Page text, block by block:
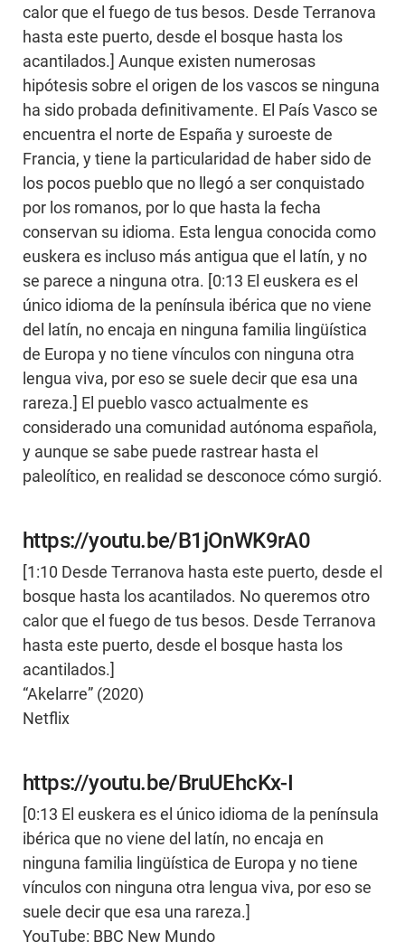
calor que el fuego de tus besos. Desde Terranova
hasta este puerto, desde el bosque hasta los
acantilados.] Aunque existen numerosas
hipótesis sobre el origen de los vascos se ninguna
ha sido probada definitivamente. El País Vasco se
encuentra el norte de España y suroeste de
Francia, y tiene la particularidad de haber sido de
los pocos pueblo que no llegó a ser conquistado
por los romanos, por lo que hasta la fecha
conservan su idioma. Esta lengua conocida como
euskera es incluso más antigua que el latín, y no
se parece a ninguna otra. [0:13 El euskera es el
único idioma de la península ibérica que no viene
del latín, no encaja en ninguna familia lingüística
de Europa y no tiene vínculos con ninguna otra
lengua viva, por eso se suele decir que esa una
rareza.] El pueblo vasco actualmente es
considerado una comunidad autónoma española,
y aunque se sabe puede rastrear hasta el
paleolítico, en realidad se desconoce cómo surgió.
https://youtu.be/B1jOnWK9rA0
[1:10 Desde Terranova hasta este puerto, desde el
bosque hasta los acantilados. No queremos otro
calor que el fuego de tus besos. Desde Terranova
hasta este puerto, desde el bosque hasta los
acantilados.]
“Akelarre” (2020)
Netflix
https://youtu.be/BruUEhcKx-I
[0:13 El euskera es el único idioma de la península
ibérica que no viene del latín, no encaja en
ninguna familia lingüística de Europa y no tiene
vínculos con ninguna otra lengua viva, por eso se
suele decir que esa una rareza.]
YouTube: BBC New Mundo